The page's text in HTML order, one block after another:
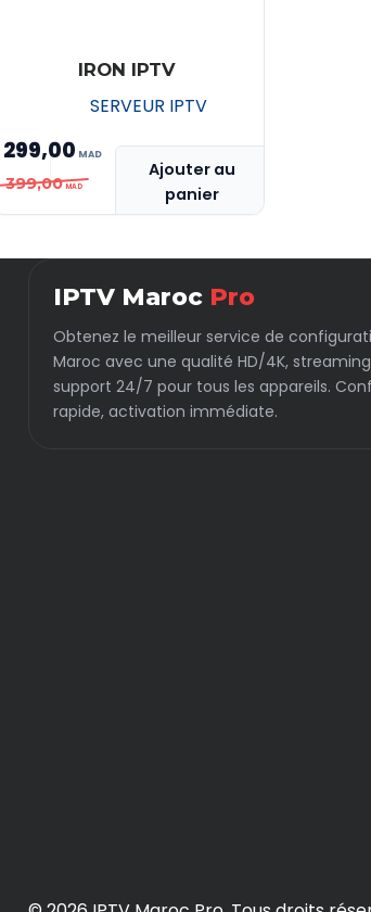
IRON IPTV
SERVEUR IPTV
399,00
Le
prix
MAD 399,00.
299,00
Le
prix
MAD 299,00.
Ajouter au
panier
IPTV Maroc Pro
Obtenez le meilleur service de
Maroc avec une qualité HD/4K,
support 24/7 pour tous les appareils.
rapide, activation immédiate.